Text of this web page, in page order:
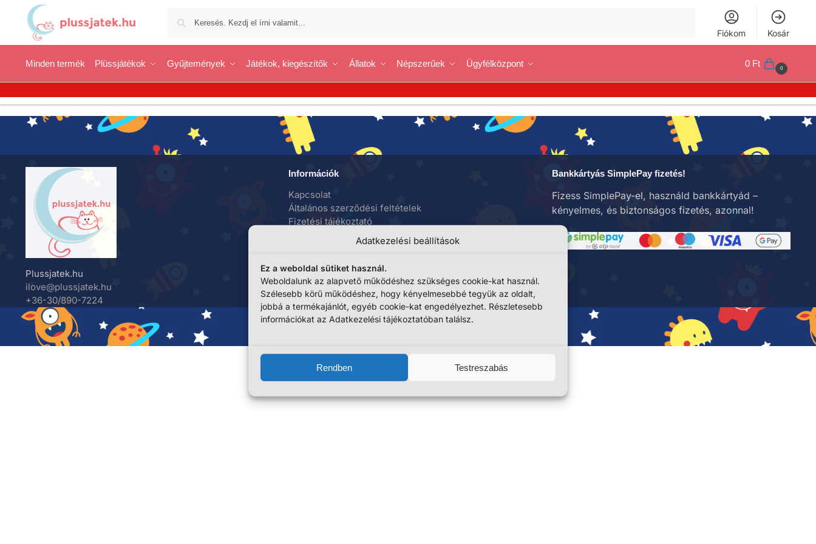
Adatkezelési beállítások
Ez a weboldal sütiket használ.
Weboldalunk az alapvető működéshez szükséges cookie-kat használ.
Szélesebb körű működéshez, hogy kényelmesebbé tegyük az oldalt,
jobbá a termékajánlót, egyéb cookie-kat engedélyezhet. Részletesebb
információkat az Adatkezelési tájékoztatóban találsz.
Rendben Testreszabás
Fiókom Kosár
Minden termék Plüssjátékok Gyűjtemények Játékok, kiegészítők Állatok Népszerűek Ügyfélközpont 0 Ft 0
Plussjatek.hu
ilove@plussjatek.hu
+36-30/890-7224
Információk
Kapcsolat
Általános szerződési feltételek
Fizetési tájékoztató
Szállítási tájékoztató
Bankkártyás SimplePay fizetés!
Fizess SimplePay-el, használd bankkártyád –
kényelmes, és biztonságos fizetés, azonnal!